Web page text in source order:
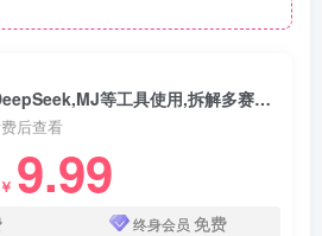
AI+超级个体应用课，DeepSeek,MJ等工具使用,拆解多赛道案例，实现月入过万
后查看
￥ 9.99
终身会员 免费